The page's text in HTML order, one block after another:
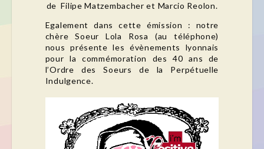
de Filipe Matzembacher et Marcio Reolon.
Egalement dans cette émission : notre
chère Soeur Lola Rosa (au téléphone)
nous présente les évènements lyonnais
pour la commémoration des 40 ans de
l’Ordre des Soeurs de la Perpétuelle
Indulgence.